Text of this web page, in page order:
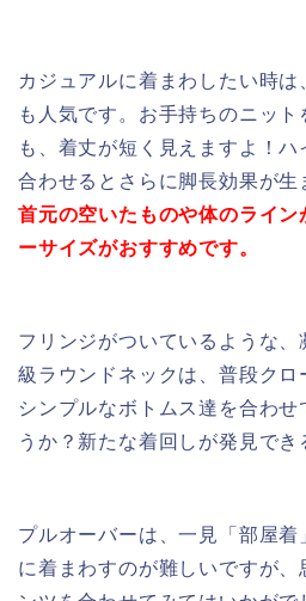
カジュアルに着まわしたい時
も人気です。お手持ちのニッ
も、着丈が短く見えますよ！ハ
合わせるとさらに脚長効果が生
首元の空いたものや体のライ
ーサイズがおすすめです。
フリンジがついているような、
級ラウンドネックは、普段クロ
シンプルなボトムス達を合わせ
うか？新たな着回しが発見でき
プルオーバーは、一見「部屋
に着まわすのが難しいですが